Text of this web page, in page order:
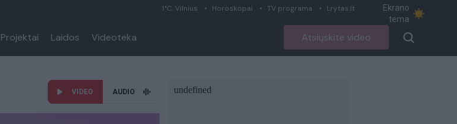
1°C, Vilnius Horoskopai TV programa Lrytas.lt
Ekrano
tema
Projektai Laidos Videoteka Atsiųskite video
VIDEO AUDIO